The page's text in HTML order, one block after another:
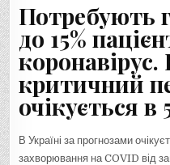
Потребують
до 15%
критичний
очікується в
В Україні за прогнозами
захворювання на COVID від